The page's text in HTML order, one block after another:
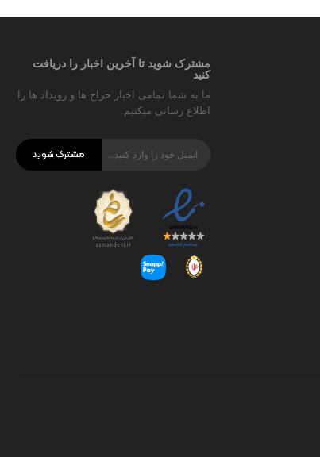
مشترک شوید تا آخرین اخبار را دریافت
کنید
ما به شما تمامی اخبار حراج ها و رویداد ها را
اطلاع رسانی میکنیم.
مشترک شوید